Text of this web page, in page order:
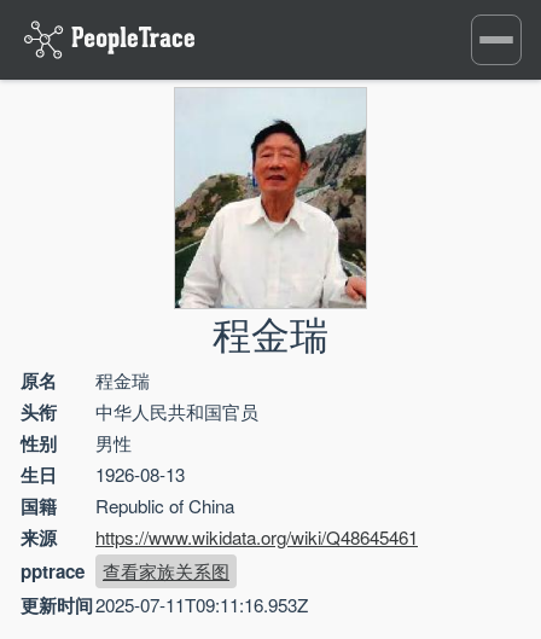
Toggle
程金瑞
原名 程金瑞
头衔 中华人民共和国官员
性别 男性
生日 1926-08-13
国籍 Republic of China
来源 https://www.wikidata.org/wiki/Q48645461
pptrace 查看家族关系图
更新时间2025-07-11T09:11:16.953Z